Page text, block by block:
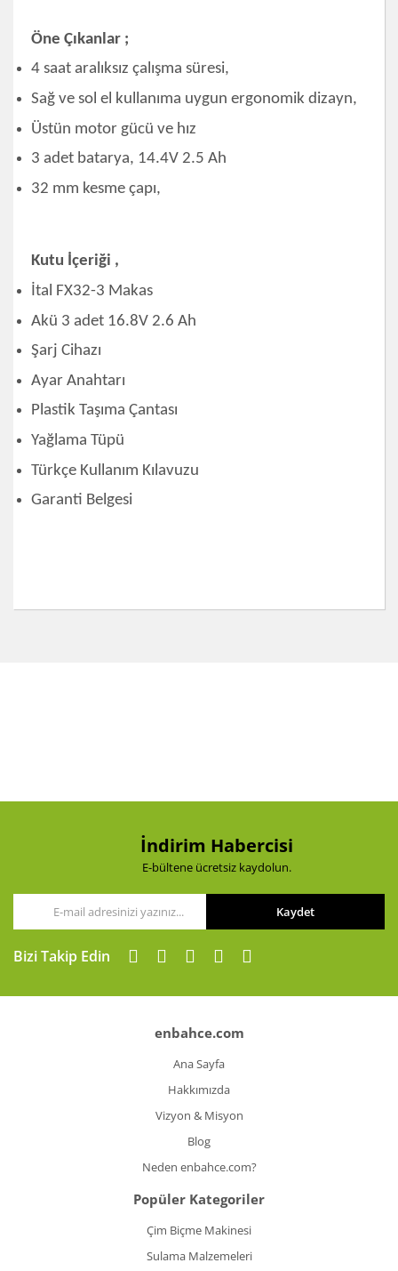
Öne Çıkanlar ;
4 saat aralıksız çalışma süresi,
Sağ ve sol el kullanıma uygun ergonomik dizayn,
Üstün motor gücü ve hız
3 adet batarya, 14.4V 2.5 Ah
32 mm kesme çapı,
Kutu İçeriği ,
İtal FX32-3 Makas
Akü 3 adet 16.8V 2.6 Ah
Şarj Cihazı
Ayar Anahtarı
Plastik Taşıma Çantası
Yağlama Tüpü
Türkçe Kullanım Kılavuzu
Garanti Belgesi
Ürün fiyatı diğer sitelerden daha pahalı.
Gönder
İndirim Habercisi
E-bültene ücretsiz kaydolun.
Kaydet
Bizi Takip Edin
enbahce.com
Ana Sayfa
Hakkımızda
Vizyon & Misyon
Blog
Neden enbahce.com?
Popüler Kategoriler
Çim Biçme Makinesi
Sulama Malzemeleri